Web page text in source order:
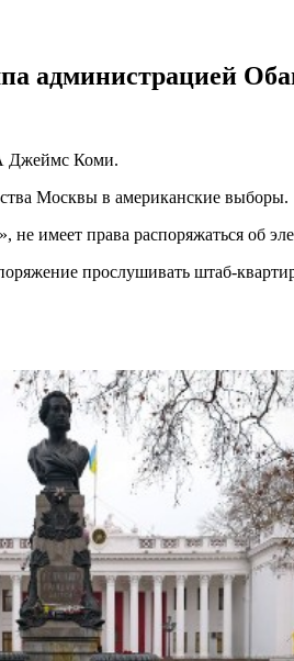
администрацией
Джеймс Коми.
Москвы в американские выборы.
имеет права распоряжаться об
прослушивать штаб-